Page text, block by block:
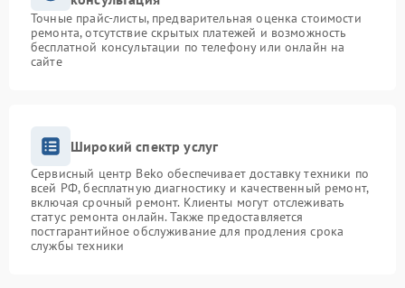
Точные прайс-листы, предварительная оценка стоимости
ремонта, отсутствие скрытых платежей и возможность
бесплатной консультации по телефону или онлайн на
сайте
Широкий спектр услуг
Сервисный центр Beko обеспечивает доставку техники по
всей РФ, бесплатную диагностику и качественный ремонт,
включая срочный ремонт. Клиенты могут отслеживать
статус ремонта онлайн. Также предоставляется
постгарантийное обслуживание для продления срока
службы техники